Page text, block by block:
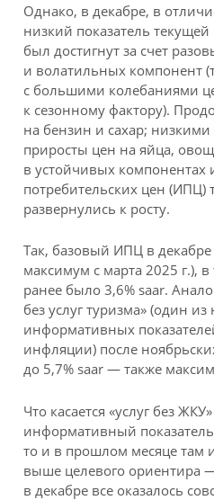
Однако, в декабре, в
низкий показатель
был достигнут за счет
и волатильных компонент
с большими колебаниями
к сезонному фактору).
на бензин и сахар;
приросты цен на яйца,
в устойчивых компонентах
потребительских цен (ИПЦ)
развернулись к росту.
Так, базовый ИПЦ в декабре
максимум с марта 2025 г.),
ранее было 3,6% saar.
без услуг туризма» (один
информативных
инфляции) после
до 5,7% saar — также
Что касается «услуг без
информативный
то и в прошлом месяце там
выше целевого ориентира
в декабре все оказалось